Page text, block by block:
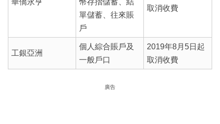
華僑永亨
幣存摺儲蓄、結
單儲蓄、往來賬
戶
取消收費
工銀亞洲
個人綜合賬戶及
一般戶口
2019年8月5日起
取消收費
廣告